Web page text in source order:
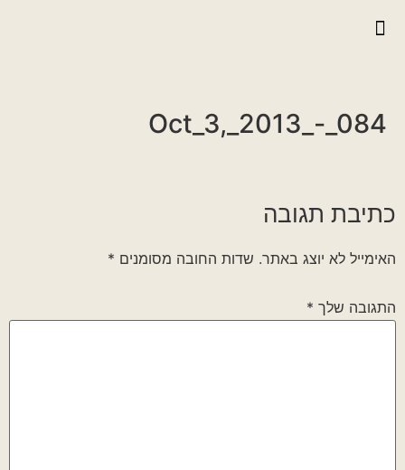
Oct_3,_2013_-_084
כתיבת תגובה
האימייל לא יוצג באתר. שדות החובה מסומנים *
התגובה שלך *